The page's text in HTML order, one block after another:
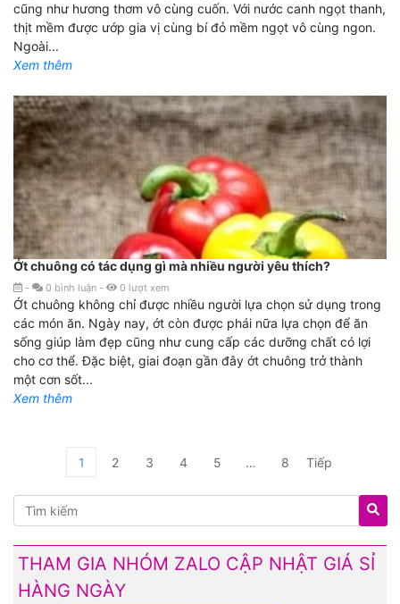
cũng như hương thơm vô cùng cuốn. Với nước canh ngọt thanh,
thịt mềm được ướp gia vị cùng bí đỏ mềm ngọt vô cùng ngon.
Ngoài...
Xem thêm
Ớt chuông có tác dụng gì mà nhiều người yêu thích?
- 0 bình luận - 0 lượt xem
Ớt chuông không chỉ được nhiều người lựa chọn sử dụng trong
các món ăn. Ngày nay, ớt còn được phái nữa lựa chọn để ăn
sống giúp làm đẹp cũng như cung cấp các dưỡng chất có lợi
cho cơ thể. Đặc biệt, giai đoạn gần đây ớt chuông trở thành
một cơn sốt...
Xem thêm
1 2 3 4 5 … 8 Tiếp
THAM GIA NHÓM ZALO CẬP NHẬT GIÁ SỈ
HÀNG NGÀY